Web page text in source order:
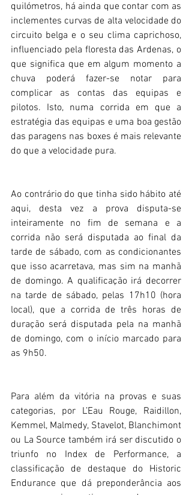
quilómetros, há ainda que contar com as
inclementes curvas de alta velocidade do
circuito belga e o seu clima caprichoso,
influenciado pela floresta das Ardenas, o
que significa que em algum momento a
chuva poderá fazer-se notar para
complicar as contas das equipas e
pilotos. Isto, numa corrida em que a
estratégia das equipas e uma boa gestão
das paragens nas boxes é mais relevante
do que a velocidade pura.
Ao contrário do que tinha sido hábito até
aqui, desta vez a prova disputa-se
inteiramente no fim de semana e a
corrida não será disputada ao final da
tarde de sábado, com as condicionantes
que isso acarretava, mas sim na manhã
de domingo. A qualificação irá decorrer
na tarde de sábado, pelas 17h10 (hora
local), que a corrida de três horas de
duração será disputada pela na manhã
de domingo, com o início marcado para
as 9h50.
Para além da vitória na provas e suas
categorias, por L’Eau Rouge, Raidillon,
Kemmel, Malmedy, Stavelot, Blanchimont
ou La Source também irá ser discutido o
triunfo no Index de Performance, a
classificação de destaque do Historic
Endurance que dá preponderância aos